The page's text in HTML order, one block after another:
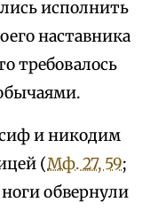
исполнить
наставника
требовалось
и никодим
(Мф. 27, 59;
обвернули